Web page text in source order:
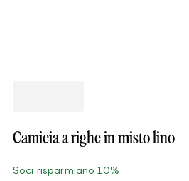
Camicia a righe in misto lino
Soci risparmiano 10%